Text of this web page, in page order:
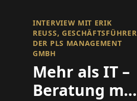
INTERVIEW MIT ERIK
REUSS, GESCHÄFTSFÜHRER D
ER PLS MANAGEMENT G
MBH
Mehr als IT –
Beratung mit